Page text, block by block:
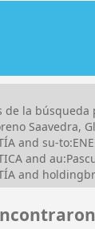
de la búsqueda
Saavedra,
and su-
and
and